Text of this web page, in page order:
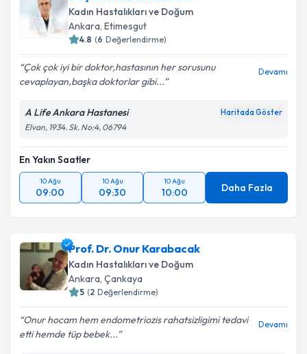
Kadın Hastalıkları ve Doğum
Ankara, Etimesgut
4.8 (6 Değerlendirme)
Çok çok iyi bir doktor,hastasının her sorusunu
cevaplayan,başka doktorlar gibi...
Devamı
A Life Ankara Hastanesi Haritada Göster
Elvan, 1934. Sk. No:4, 06794
En Yakın Saatler
10 Ağu
09:00
10 Ağu
09:30
10 Ağu
10:00 Daha Fazla
Prof. Dr. Onur Karabacak
Kadın Hastalıkları ve Doğum
Ankara, Çankaya
5 (2 Değerlendirme)
Onur hocam hem endometriozis rahatsizligimi tedavi
etti hemde tüp bebek...
Devamı